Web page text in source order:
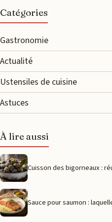
Catégories
Gastronomie
Actualité
Ustensiles de cuisine
Astuces
À lire aussi
Cuisson des bigorneaux :
Sauce pour saumon :